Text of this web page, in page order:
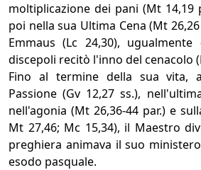
moltiplicazione dei pani (Mt 14,19
poi nella sua Ultima Cena (Mt
Emmaus (Lc 24,30),
discepoli recitò l'inno del cenacolo
Fino al termine della sua vita,
Passione (Gv 12,27 ss.),
nell'agonia (Mt 26,36-44 par.) e
Mt 27,46; Mc 15,34), il Maestro
preghiera animava il suo
esodo pasquale.